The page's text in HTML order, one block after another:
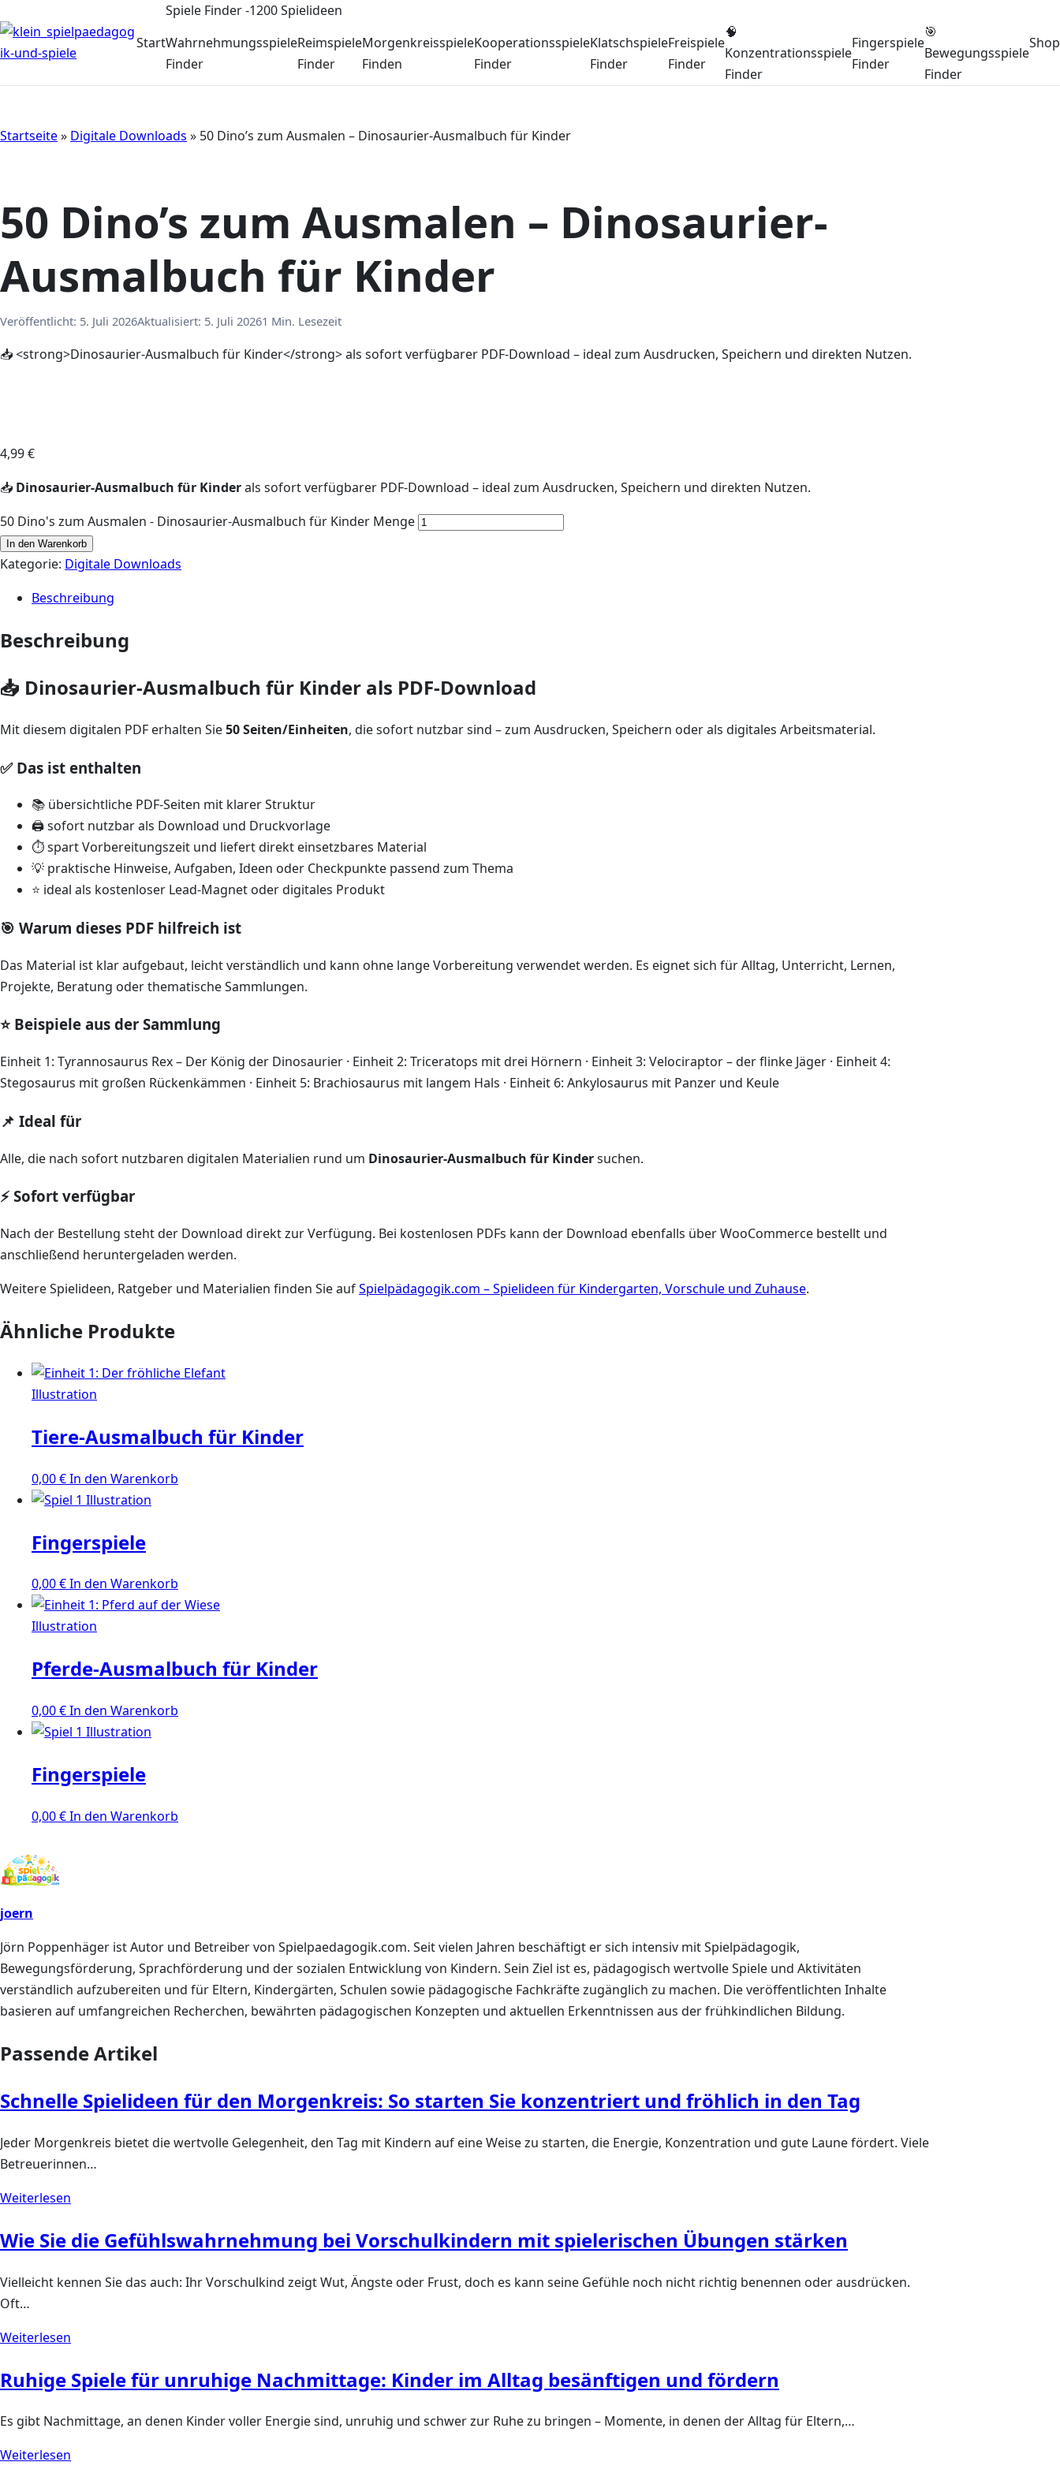
Start
Spiele Finder -1200 Spielideen
Wahrnehmungsspiele
Finder
Reimspiele
Finder
Morgenkreisspiele
Finden
Kooperationsspiele
Finder
Klatschspiele
Finder
Freispiele
Finder
🧠
Konzentrationsspiele
Finder
Fingerspiele
Finder
🎯
Bewegungsspiele
Finder
Shop
Startseite» Digitale Downloads » 50 Dino’s zum Ausmalen – Dinosaurier-Ausmalbuch für Kinder
50 Dino’s zum Ausmalen – Dinosaurier-
Ausmalbuch für Kinder
Veröffentlicht: 5. Juli 2026Aktualisiert: 5. Juli 20261 Min. Lesezeit
📥 <strong>Dinosaurier-Ausmalbuch für Kinder</strong> als sofort verfügbarer PDF-Download – ideal zum Ausdrucken, Speichern und direkten Nutzen.
4,99€
📥 Dinosaurier-Ausmalbuch für Kinderals sofort verfügbarer PDF-Download – ideal zum Ausdrucken, Speichern und direkten Nutzen.
50 Dino's zum Ausmalen - Dinosaurier-Ausmalbuch für Kinder Menge
In den Warenkorb
Kategorie: Digitale Downloads
Beschreibung
Beschreibung
📥 Dinosaurier-Ausmalbuch für Kinder als PDF-Download
Mit diesem digitalen PDF erhalten Sie50 Seiten/Einheiten, die sofort nutzbar sind – zum Ausdrucken, Speichern oder als digitales Arbeitsmaterial.
✅ Das ist enthalten
📚 übersichtliche PDF-Seiten mit klarer Struktur
🖨️ sofort nutzbar als Download und Druckvorlage
⏱️ spart Vorbereitungszeit und liefert direkt einsetzbares Material
💡 praktische Hinweise, Aufgaben, Ideen oder Checkpunkte passend zum Thema
⭐ ideal als kostenloser Lead-Magnet oder digitales Produkt
🎯 Warum dieses PDF hilfreich ist
Das Material ist klar aufgebaut, leicht verständlich und kann ohne lange Vorbereitung verwendet werden. Es eignet sich für Alltag, Unterricht, Lernen,
Projekte, Beratung oder thematische Sammlungen.
⭐ Beispiele aus der Sammlung
Einheit 1: Tyrannosaurus Rex – Der König der Dinosaurier · Einheit 2: Triceratops mit drei Hörnern · Einheit 3: Velociraptor – der flinke Jäger · Einheit 4:
Stegosaurus mit großen Rückenkämmen · Einheit 5: Brachiosaurus mit langem Hals · Einheit 6: Ankylosaurus mit Panzer und Keule
📌 Ideal für
Alle, die nach sofort nutzbaren digitalen Materialien rund um Dinosaurier-Ausmalbuch für Kindersuchen.
⚡ Sofort verfügbar
Nach der Bestellung steht der Download direkt zur Verfügung. Bei kostenlosen PDFs kann der Download ebenfalls über WooCommerce bestellt und
anschließend heruntergeladen werden.
Weitere Spielideen, Ratgeber und Materialien finden Sie aufSpielpädagogik.com – Spielideen für Kindergarten, Vorschule und Zuhause.
Ähnliche Produkte
Tiere-Ausmalbuch für Kinder
0,00€In den Warenkorb
Fingerspiele
0,00€In den Warenkorb
Pferde-Ausmalbuch für Kinder
0,00€In den Warenkorb
Fingerspiele
0,00€In den Warenkorb
joern
Jörn Poppenhäger ist Autor und Betreiber von Spielpaedagogik.com. Seit vielen Jahren beschäftigt er sich intensiv mit Spielpädagogik,
Bewegungsförderung, Sprachförderung und der sozialen Entwicklung von Kindern. Sein Ziel ist es, pädagogisch wertvolle Spiele und Aktivitäten
verständlich aufzubereiten und für Eltern, Kindergärten, Schulen sowie pädagogische Fachkräfte zugänglich zu machen. Die veröffentlichten Inhalte
basieren auf umfangreichen Recherchen, bewährten pädagogischen Konzepten und aktuellen Erkenntnissen aus der frühkindlichen Bildung.
Passende Artikel
Schnelle Spielideen für den Morgenkreis: So starten Sie konzentriert und fröhlich in den Tag
Jeder Morgenkreis bietet die wertvolle Gelegenheit, den Tag mit Kindern auf eine Weise zu starten, die Energie, Konzentration und gute Laune fördert. Viele
Betreuerinnen…
Weiterlesen
Wie Sie die Gefühlswahrnehmung bei Vorschulkindern mit spielerischen Übungen stärken
Vielleicht kennen Sie das auch: Ihr Vorschulkind zeigt Wut, Ängste oder Frust, doch es kann seine Gefühle noch nicht richtig benennen oder ausdrücken.
Oft…
Weiterlesen
Ruhige Spiele für unruhige Nachmittage: Kinder im Alltag besänftigen und fördern
Es gibt Nachmittage, an denen Kinder voller Energie sind, unruhig und schwer zur Ruhe zu bringen – Momente, in denen der Alltag für Eltern,…
Weiterlesen